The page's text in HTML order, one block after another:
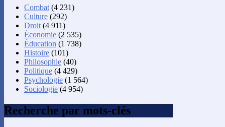
Combat (4 231)
Culture (292)
Droit (4 911)
Économie (2 535)
Éducation (1 738)
Histoire (101)
Philosophie (40)
Politique (4 429)
Psychologie (1 564)
Sociologie (4 954)
Recherche par mots-clés